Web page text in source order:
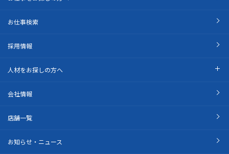
お仕事検索
採用情報
人材をお探しの方へ
会社情報
店舗一覧
お知らせ・ニュース